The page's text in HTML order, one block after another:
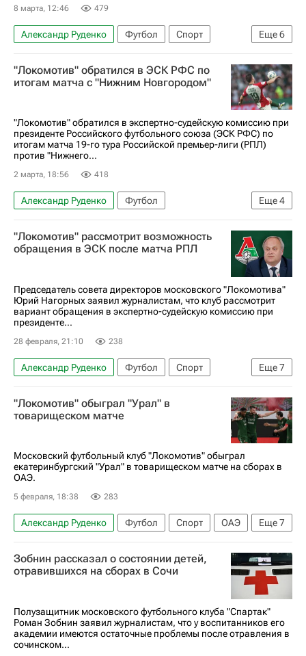
8 марта, 12:46 479
Еще6
Александр Руденко Футбол
Спорт
Алексей Батраков
Сергей Пиняев
Нижний Новгород
Оренбург
РПЛ 2026-2027 (Чемпионат России по футболу)
Локомотив (Москва)
"Локомотив" обратился в ЭСК РФС по
итогам матча с "Нижним Новгородом"
"Локомотив" обратился в экспертно-судейскую комиссию при
президенте Российского футбольного союза (ЭСК РФС) по
итогам матча 19-го тура Российской премьер-лиги (РПЛ)
против "Нижнего...
2 марта, 18:56 418
Еще4
Александр Руденко
Футбол
Алексей Батраков
Нижний Новгород
Локомотив (Москва)
"Локомотив" рассмотрит возможность
обращения в ЭСК после матча РПЛ
Председатель совета директоров московского "Локомотива"
Юрий Нагорных заявил журналистам, что клуб рассмотрит
вариант обращения в экспертно-судейскую комиссию при
президенте...
28 февраля, 21:10 238
Еще7
Александр Руденко Футбол
Спорт
Юрий Нагорных
Российский футбольный союз (РФС)
Нижний Новгород
Ахмат
Локомотив (Москва)
"Локомотив" обыграл "Урал" в
товарищеском матче
Московский футбольный клуб "Локомотив" обыграл
екатеринбургский "Урал" в товарищеском матче на сборах в
ОАЭ.
5 февраля, 18:38 283
Еще7
Александр Руденко Футбол Спорт
ОАЭ
Абу-Даби
Дубай
Дмитрий Воробьев
Николай Комличенко
Локомотив (Москва)
РПЛ 2026-2027 (Чемпионат России по футболу)
Зобнин рассказал о состоянии детей,
отравившихся на сборах в Сочи
Полузащитник московского футбольного клуба "Спартак"
Роман Зобнин заявил журналистам, что у воспитанников его
академии имеются остаточные проблемы после отравления в
сочинском...